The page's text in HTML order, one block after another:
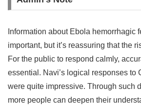
Information about Ebola hemorrhagic
important, but it’s reassuring that the
For the public to respond calmly,
essential. Navi’s logical responses to
were quite impressive. Through such
more people can deepen their